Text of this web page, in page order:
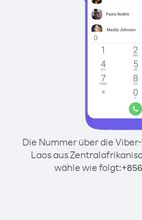
Die Nummer über die
Laos aus
wähle wie folgt:+856